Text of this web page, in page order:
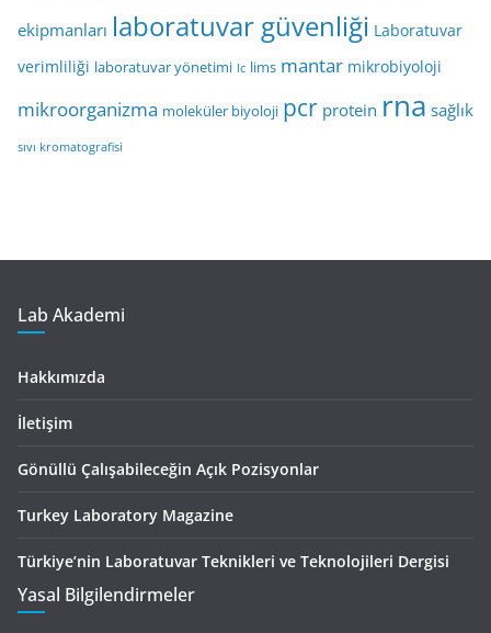
ekipmanları laboratuvar güvenliği Laboratuvar
verimliliği laboratuvar yönetimi lc lims mantar mikrobiyoloji
mikroorganizma moleküler biyoloji pcr protein rna sağlık
sıvı kromatografisi
Lab Akademi
Hakkımızda
İletişim
Gönüllü Çalışabileceğin Açık Pozisyonlar
Turkey Laboratory Magazine
Türkiye’nin Laboratuvar Teknikleri ve Teknolojileri Dergisi
Yasal Bilgilendirmeler